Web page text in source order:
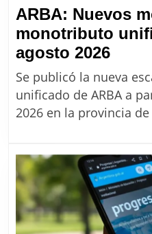
ARBA: Nuevos
monotributo
agosto 2026ARBA:
del
2026
Se publicó la nueva
unificado de ARBA a
2026 en la provincia